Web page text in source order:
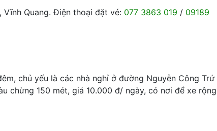
Quang. Điện thoại đặt vé: 077 3863 019 / 09189
chủ yếu là các nhà nghỉ ở đường Nguyễn Công Trứ
chừng 150 mét, giá 10.000 đ/ ngày, có nơi để xe rộng